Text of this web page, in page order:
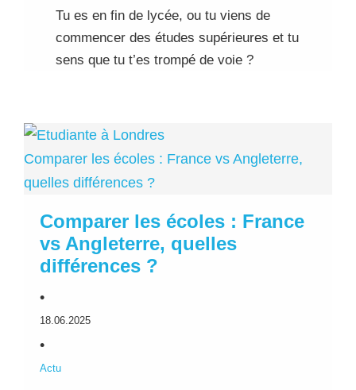
Tu es en fin de lycée, ou tu viens de
commencer des études supérieures et tu
sens que tu t’es trompé de voie ?
Comparer les écoles : France vs Angleterre,
quelles différences ?
Comparer les écoles : France
vs Angleterre, quelles
différences ?
•
18.06.2025
•
Actu